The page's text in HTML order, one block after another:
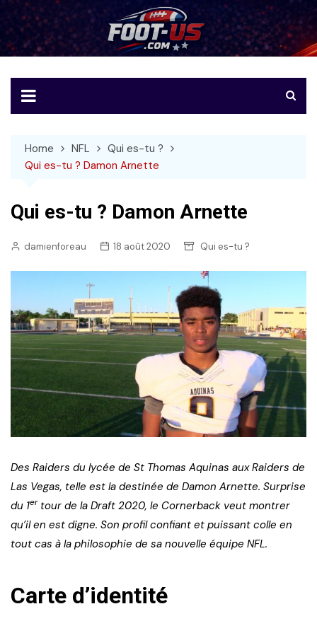
to
content
Foot-US
Le football américain en français
Home NFL
Qui es-tu ?
Qui es-tu ? Damon Arnette
Qui es-tu ? Damon Arnette
damienforeau 18 août 2020 Qui es-tu ?
Des Raiders du lycée de St Thomas Aquinas aux Raiders de
Las Vegas, telle est la destinée de Damon Arnette. Surprise
du 1ertour de la Draft 2020, le Cornerback veut montrer
qu’il en est digne. Son profil confiant et puissant colle en
tout cas à la philosophie de sa nouvelle équipe NFL.
Carte d’identité